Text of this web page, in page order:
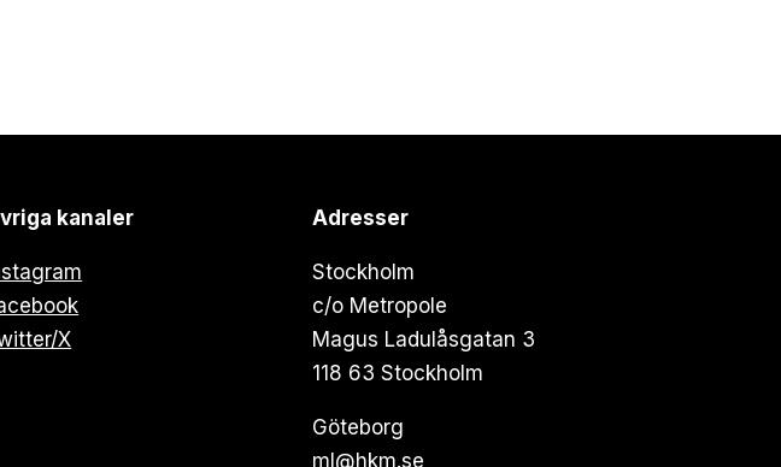
kanaler
X
Adresser
Stockholm
c/o Metropole
Magus Ladulåsgatan 3
118 63 Stockholm
Göteborg
ml@hkm.se